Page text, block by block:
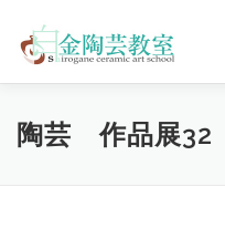
陶芸体験コース ウェ
陶芸 作品展32